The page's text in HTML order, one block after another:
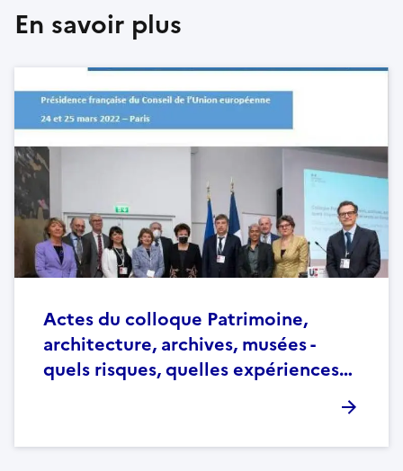
En savoir plus
Actes du colloque Patrimoine,
architecture, archives, musées -
quels risques, quelles expériences…